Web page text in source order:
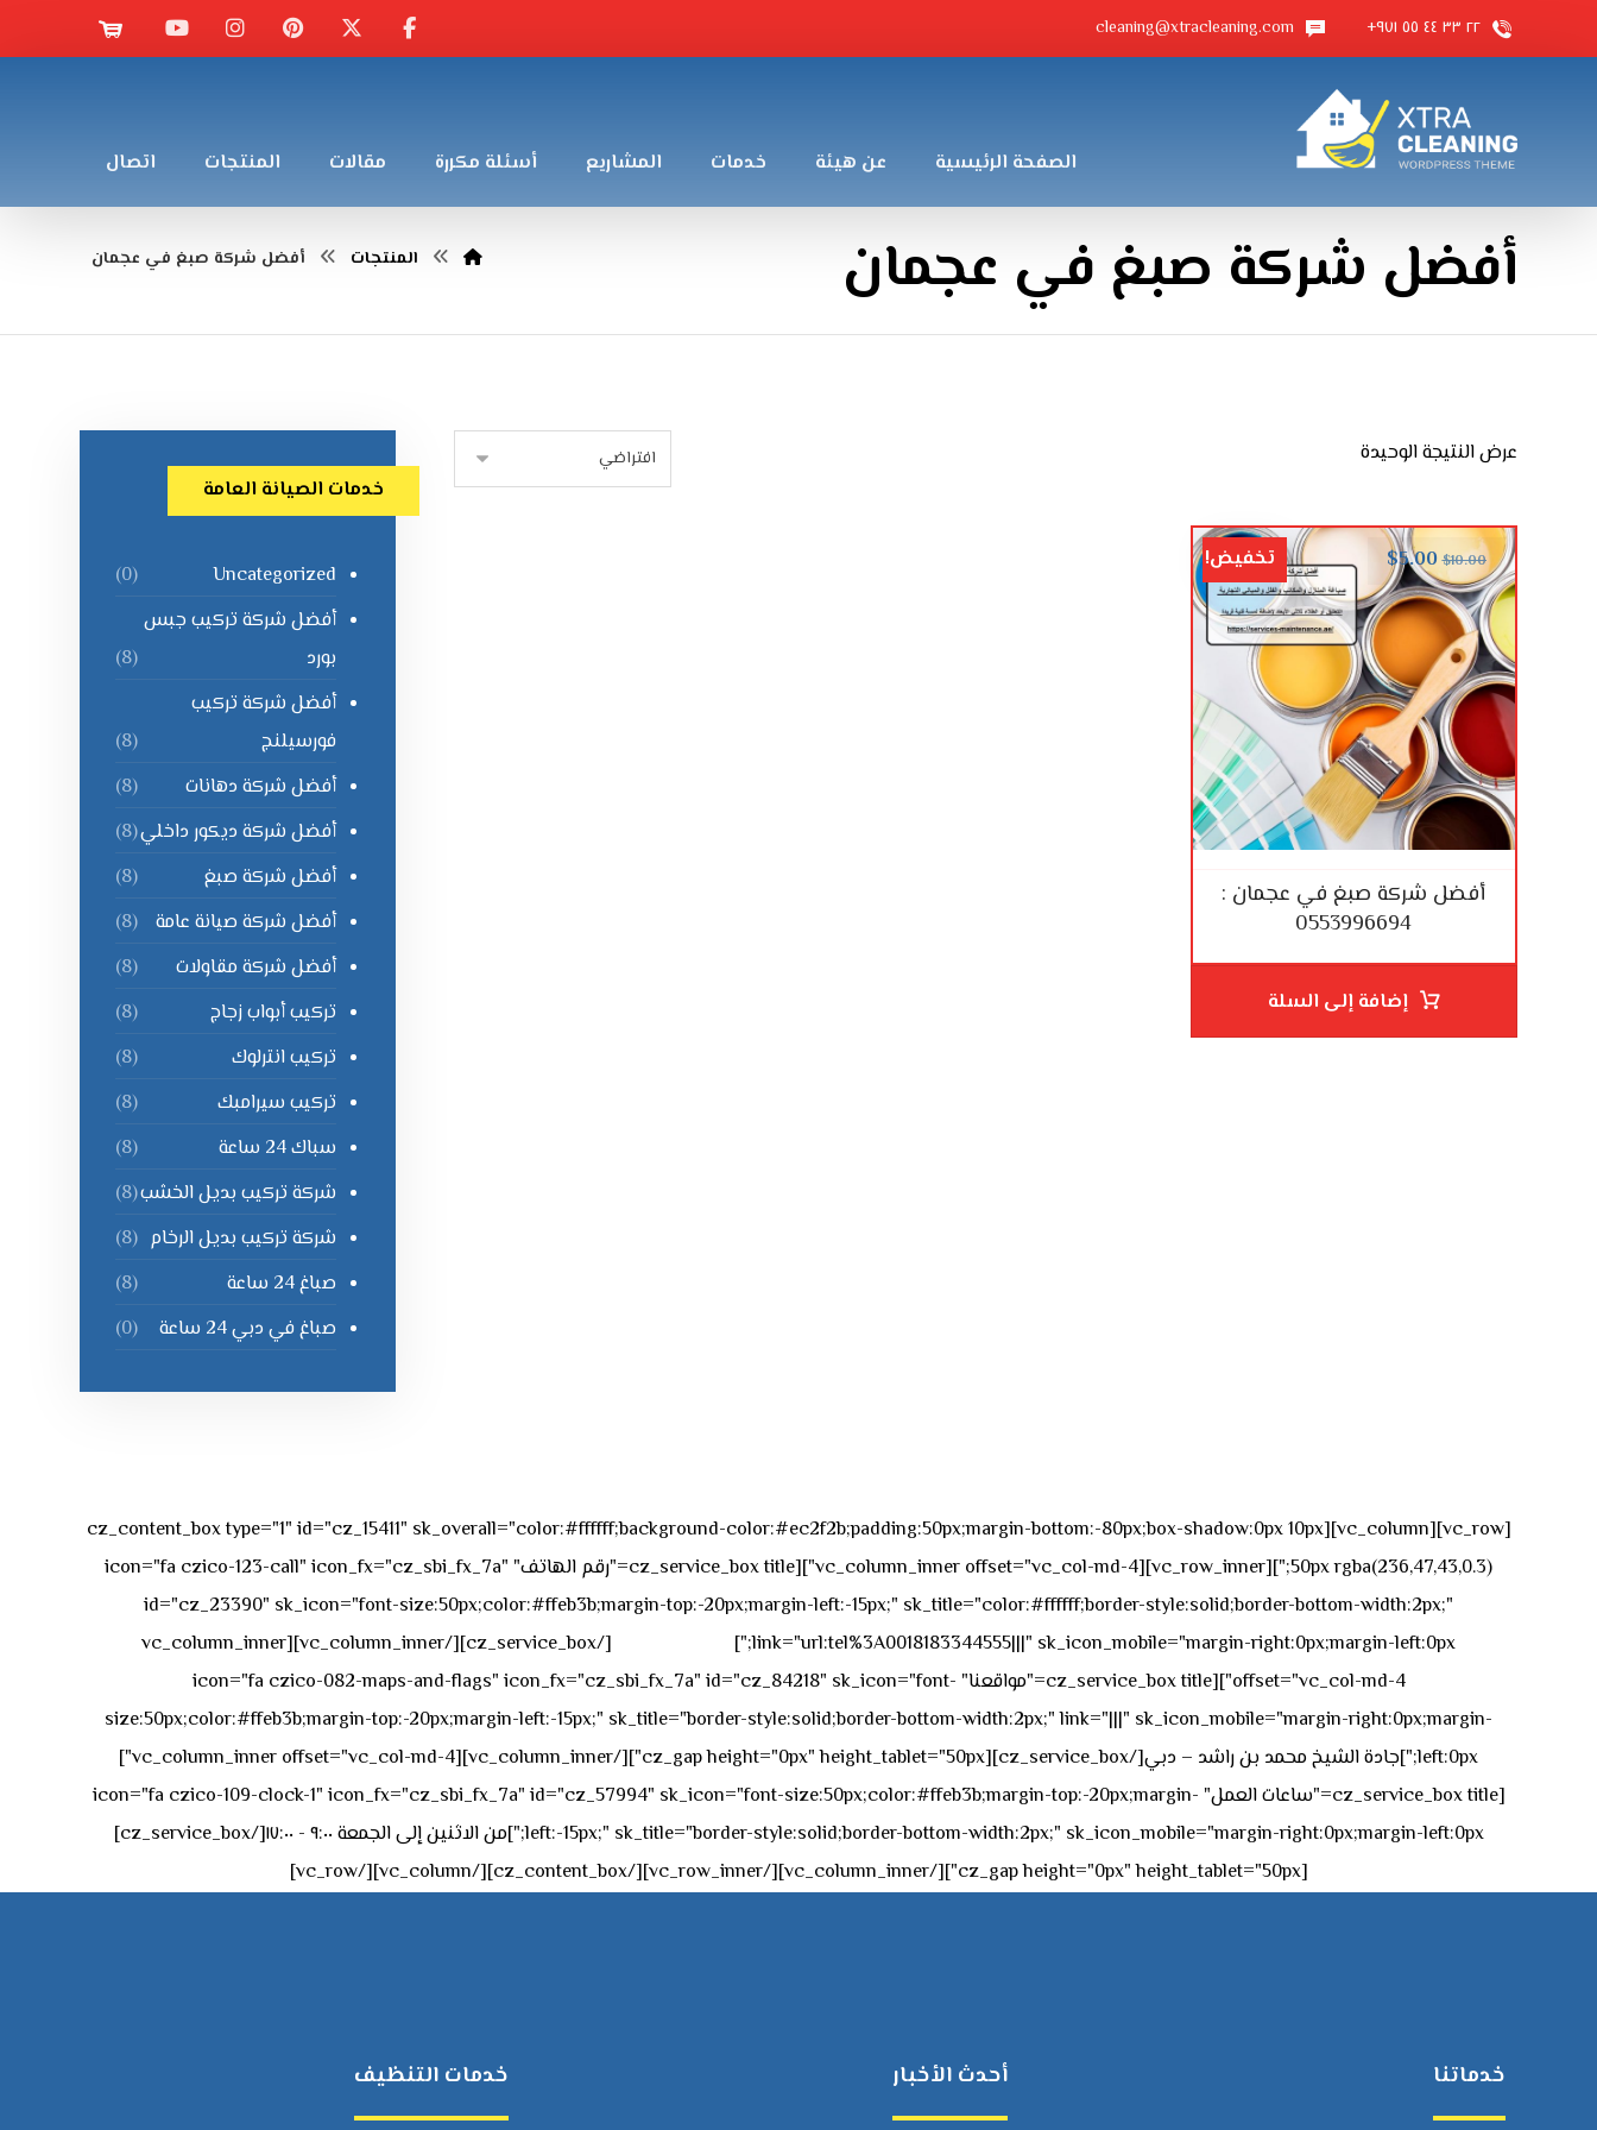
٢٢ ٣٣ ٤٤ ٥٥ ٩٧١+ cleaning@xtracleaning.com
الصفحة الرئيسية عن هيئة خدمات المشاريع أسئلة مكررة مقالات المنتجات اتصال
أفضل شركة صبغ في عجمان المنتجات أفضل شركة صبغ في عجمان
عرض النتيجة الوحيدة
أفضل شركة صبغ في عجمان :
0553996694
$10.00
$5.00 تخفيض!
إضافة إلى السلة
خدمات الصيانة العامة
Uncategorized
(0)
أفضل شركة تركيب جبس
بورد
(8)
أفضل شركة تركيب
فورسيلنج
(8)
أفضل شركة دهانات
(8)
أفضل شركة ديكور داخلي(8)
أفضل شركة صبغ
(8)
أفضل شركة صيانة عامة
(8)
أفضل شركة مقاولات
(8)
تركيب أبواب زجاج
(8)
تركيب انترلوك
(8)
تركيب سيرامبك
(8)
سباك 24 ساعة
(8)
شركة تركيب بديل الخشب(8)
شركة تركيب بديل الرخام (8)
صباغ 24 ساعة
(8)
صباغ في دبي 24 ساعة
(0)
[vc_row][vc_column][cz_content_box type="1" id="cz_15411" sk_overall="color:#ffffff;background-color:#ec2f2b;padding:50px;margin-bottom:-80px;box-shadow:0px 10px
50px rgba(236,47,43,0.3);"][vc_row_inner][vc_column_inner offset="vc_col-md-4"][cz_service_box title="رقم الهاتف" icon="fa czico-123-call" icon_fx="cz_sbi_fx_7a"
id="cz_23390" sk_icon="font-size:50px;color:#ffeb3b;margin-top:-20px;margin-left:-15px;" sk_title="color:#ffffff;border-style:solid;border-bottom-width:2px;"
link="url:tel%3A0018183344555|||" sk_icon_mobile="margin-right:0px;margin-left:0px;"]
[/cz_service_box][/vc_column_inner][vc_column_inner
offset="vc_col-md-4"][cz_service_box title="مواقعنا" icon="fa czico-082-maps-and-flags" icon_fx="cz_sbi_fx_7a" id="cz_84218" sk_icon="font-
size:50px;color:#ffeb3b;margin-top:-20px;margin-left:-15px;" sk_title="border-style:solid;border-bottom-width:2px;" link="|||" sk_icon_mobile="margin-right:0px;margin-
left:0px;"]جادة الشيخ محمد بن راشد – دبي[/cz_service_box][cz_gap height="0px" height_tablet="50px"][/vc_column_inner][vc_column_inner offset="vc_col-md-4"]
[cz_service_box title="ساعات العمل" icon="fa czico-109-clock-1" icon_fx="cz_sbi_fx_7a" id="cz_57994" sk_icon="font-size:50px;color:#ffeb3b;margin-top:-20px;margin-
left:-15px;" sk_title="border-style:solid;border-bottom-width:2px;" sk_icon_mobile="margin-right:0px;margin-left:0px;"]من الاثنين إلى الجمعة ٩:٠٠ - ١٧:٠٠[/cz_service_box]
[cz_gap height="0px" height_tablet="50px"][/vc_column_inner][/vc_row_inner][/cz_content_box][/vc_column][/vc_row]
خدماتنا أحدث الأخبار خدمات التنظيف